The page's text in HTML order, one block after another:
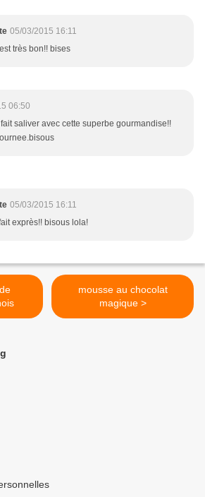
05/03/2015 16:11
très bon!! bises
06:50
saliver avec cette superbe gourmandise!!
05/03/2015 16:11
exprès!! bisous lola!
mousse au chocolat
magique >